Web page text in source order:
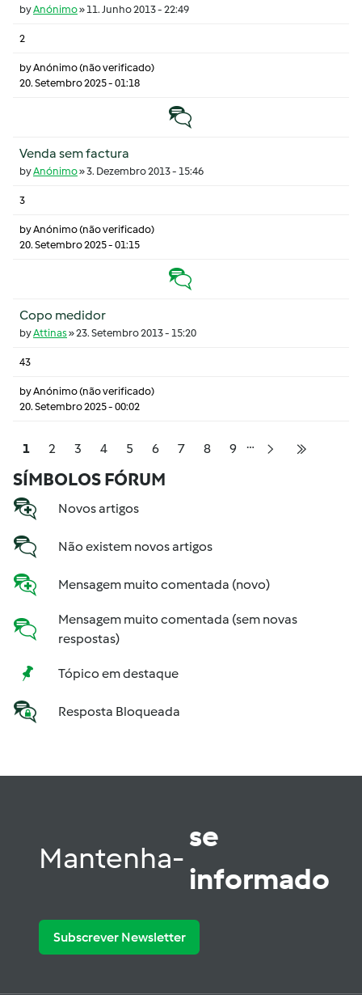
byAnónimo»11. Junho 2013 - 22:49
2
byAnónimo (não verificado)
20. Setembro 2025 - 01:18
Tópico normal
Venda sem factura
byAnónimo»3. Dezembro 2013 - 15:46
3
byAnónimo (não verificado)
20. Setembro 2025 - 01:15
Tópico quente
Copo medidor
byAttinas»23. Setembro 2013 - 15:20
43
byAnónimo (não verificado)
20. Setembro 2025 - 00:02
Pagination
Página
1 Página
2 Página
3 Página
4 Página
5 Página
6 Página
7 Página
8 Página
9 … Próxima página
SÍMBOLOS FÓRUM
Novos artigos
Não existem novos artigos
Mensagem muito comentada (novo)
Mensagem muito comentada (sem novas
respostas)
Tópico em destaque
Resposta Bloqueada
Mantenha-
se
informado
Subscrever Newsletter